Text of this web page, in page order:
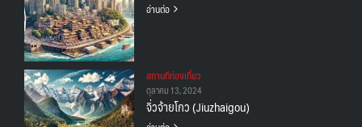
อ่านต่อ
สถานทีท่องเที่ยว
ตุลาคม 13, 2024
จิ่วจ้ายโกว (Jiuzhaigou)